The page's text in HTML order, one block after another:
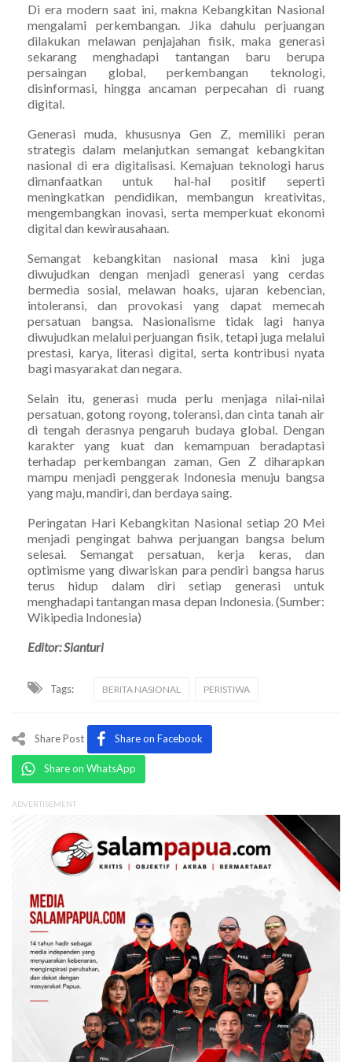
Di era modern saat ini, makna Kebangkitan Nasional
mengalami perkembangan. Jika dahulu perjuangan
dilakukan melawan penjajahan fisik, maka generasi
sekarang menghadapi tantangan baru berupa
persaingan global, perkembangan teknologi,
disinformasi, hingga ancaman perpecahan di ruang
digital.
Generasi muda, khususnya Gen Z, memiliki peran
strategis dalam melanjutkan semangat kebangkitan
nasional di era digitalisasi. Kemajuan teknologi harus
dimanfaatkan untuk hal-hal positif seperti
meningkatkan pendidikan, membangun kreativitas,
mengembangkan inovasi, serta memperkuat ekonomi
digital dan kewirausahaan.
Semangat kebangkitan nasional masa kini juga
diwujudkan dengan menjadi generasi yang cerdas
bermedia sosial, melawan hoaks, ujaran kebencian,
intoleransi, dan provokasi yang dapat memecah
persatuan bangsa. Nasionalisme tidak lagi hanya
diwujudkan melalui perjuangan fisik, tetapi juga melalui
prestasi, karya, literasi digital, serta kontribusi nyata
bagi masyarakat dan negara.
Selain itu, generasi muda perlu menjaga nilai-nilai
persatuan, gotong royong, toleransi, dan cinta tanah air
di tengah derasnya pengaruh budaya global. Dengan
karakter yang kuat dan kemampuan beradaptasi
terhadap perkembangan zaman, Gen Z diharapkan
mampu menjadi penggerak Indonesia menuju bangsa
yang maju, mandiri, dan berdaya saing.
Peringatan Hari Kebangkitan Nasional setiap 20 Mei
menjadi pengingat bahwa perjuangan bangsa belum
selesai. Semangat persatuan, kerja keras, dan
optimisme yang diwariskan para pendiri bangsa harus
terus hidup dalam diri setiap generasi untuk
menghadapi tantangan masa depan Indonesia. (Sumber:
Wikipedia Indonesia)
Editor: Sianturi
Tags: BERITA NASIONAL PERISTIWA
Share Post Share on Facebook
Share on WhatsApp
ADVERTISEMENT